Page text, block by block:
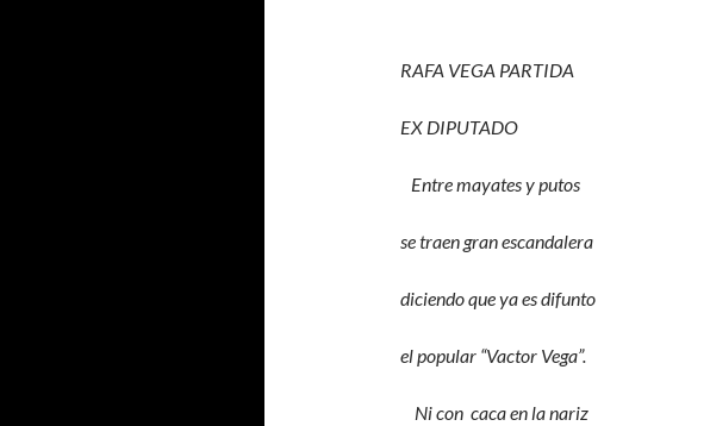
RAFA VEGA PARTIDA
EX DIPUTADO
Entre mayates y putos
se traen gran escandalera
diciendo que ya es difunto
el popular “Vactor Vega”.
Ni con caca en la nariz